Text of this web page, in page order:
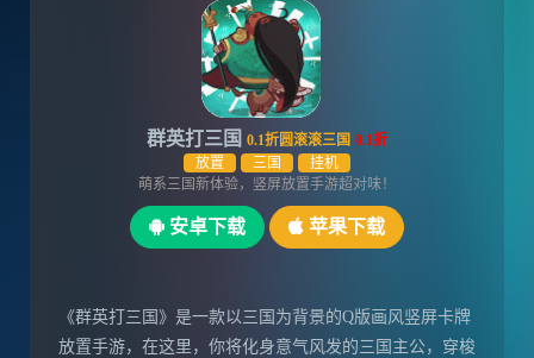
群英打三国 0.1折圆滚滚三国 0.1折
放置
三国
挂机
萌系三国新体验，竖屏放置手游超对味！
安卓下载 苹果下载
《群英打三国》是一款以三国为背景的Q版画风竖屏卡牌
放置手游，在这里，你将化身意气风发的三国主公，穿梭